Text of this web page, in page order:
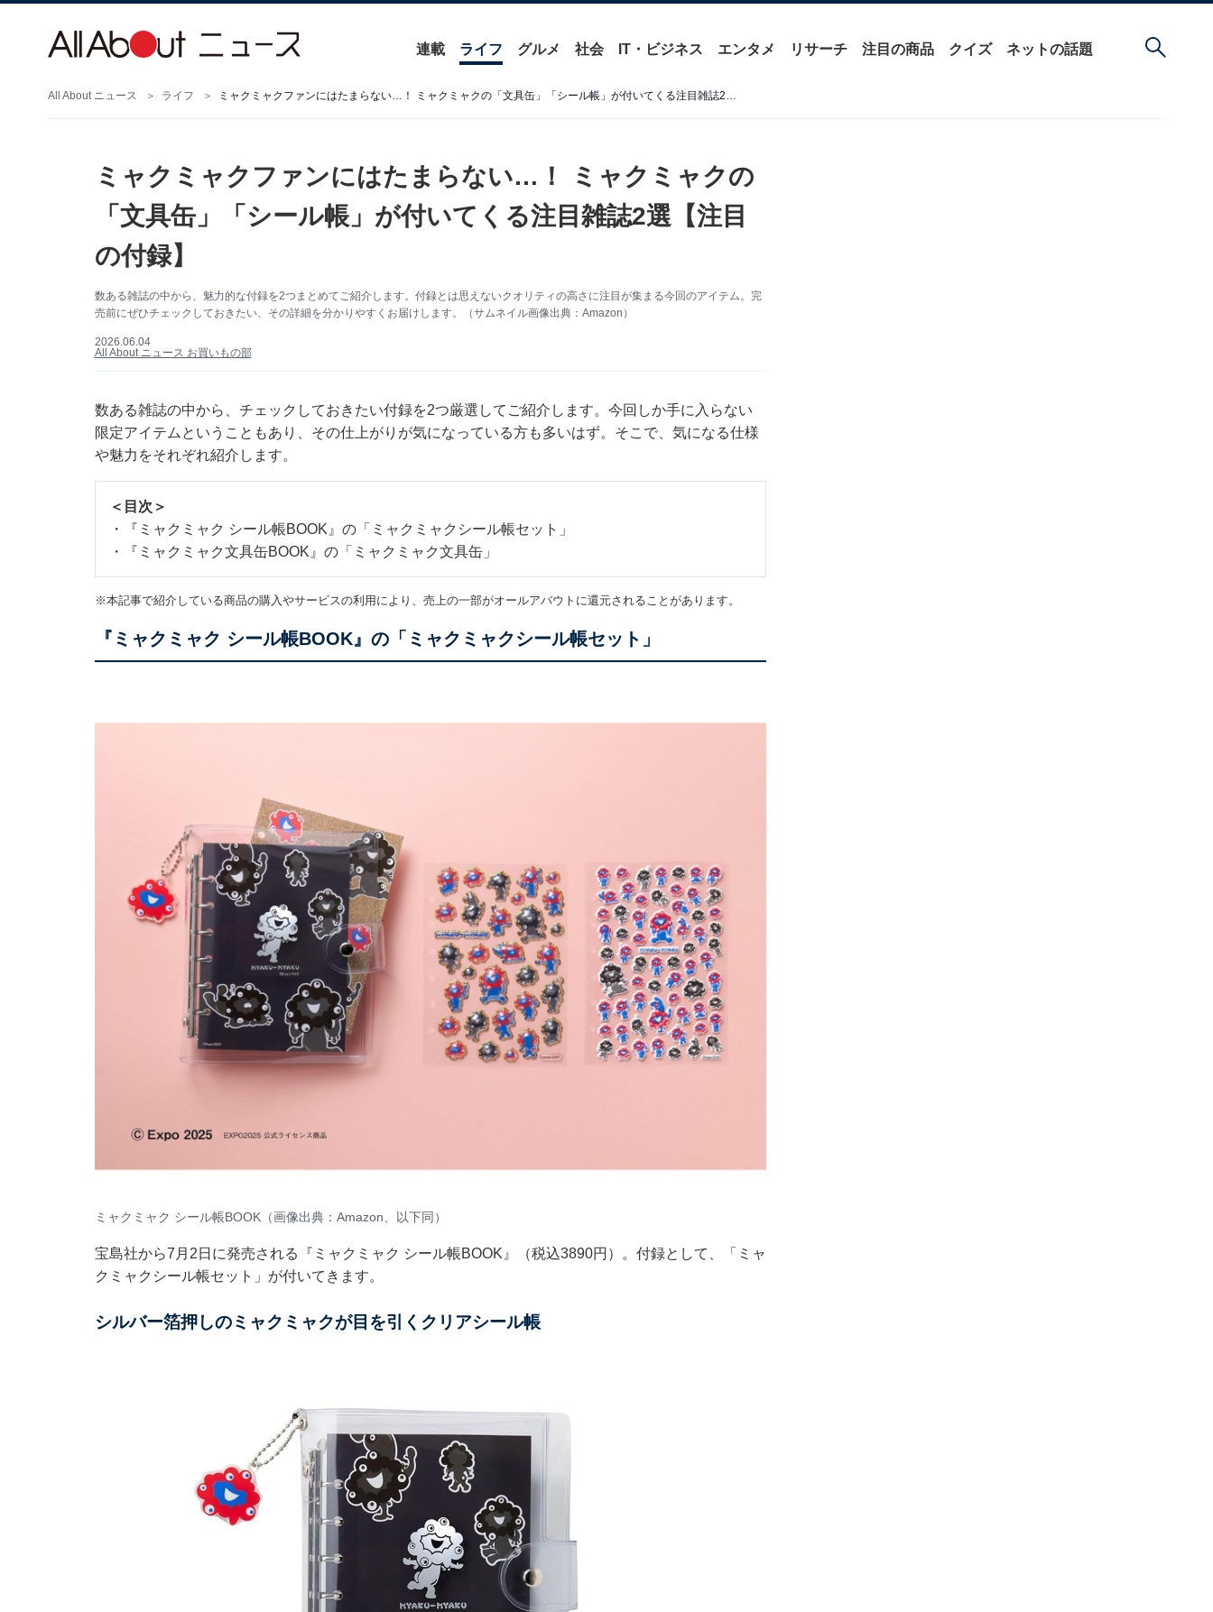
連載 ライフ グルメ 社会 IT・ビジネス エンタメ リサーチ 注目の商品 クイズ ネットの話題
All About ニュース ライフ ミャクミャクファンにはたまらない…！ ミャクミャクの「文具缶」「シール帳」が付いてくる注目雑誌2選【注目の付録】
ミャクミャクファンにはたまらない…！ ミャクミャクの
「文具缶」「シール帳」が付いてくる注目雑誌2選【注目
の付録】
数ある雑誌の中から、魅力的な付録を2つまとめてご紹介します。付録とは思えないクオリティの高さに注目が集まる今回のアイテム。完
売前にぜひチェックしておきたい、その詳細を分かりやすくお届けします。（サムネイル画像出典：Amazon）
2026.06.04
All About ニュース お買いもの部
数ある雑誌の中から、チェックしておきたい付録を2つ厳選してご紹介します。今回しか手に入らない
限定アイテムということもあり、その仕上がりが気になっている方も多いはず。そこで、気になる仕様
や魅力をそれぞれ紹介します。
＜目次＞
・
『ミャクミャク シール帳BOOK』の「ミャクミャクシール帳セット」
・
『ミャクミャク文具缶BOOK』の「ミャクミャク文具缶」
※本記事で紹介している商品の購入やサービスの利用により、売上の一部がオールアバウトに還元されることがあります。
『ミャクミャク シール帳BOOK』の「ミャクミャクシール帳セット」
ミャクミャク シール帳BOOK（画像出典：Amazon、以下同）
宝島社から7月2日に発売される『ミャクミャク シール帳BOOK』（税込3890円）。付録として、「ミャ
クミャクシール帳セット」が付いてきます。
シルバー箔押しのミャクミャクが目を引くクリアシール帳